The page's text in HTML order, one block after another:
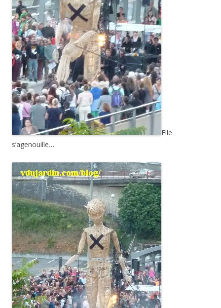
Elle
s’agenouille…